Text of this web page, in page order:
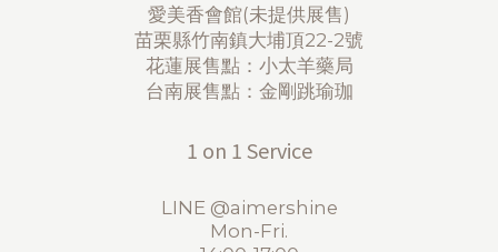
愛美香會館(未提供展售)
苗栗縣竹南鎮大埔頂22-2號
花蓮展售點：小太羊藥局
台南展售點：金剛跳瑜珈
1 on 1 Service
LINE @aimershine
Mon-Fri.